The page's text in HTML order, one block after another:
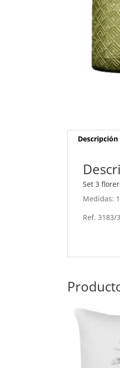
Descripción
Set 3
Medidas:
Ref. 3183/